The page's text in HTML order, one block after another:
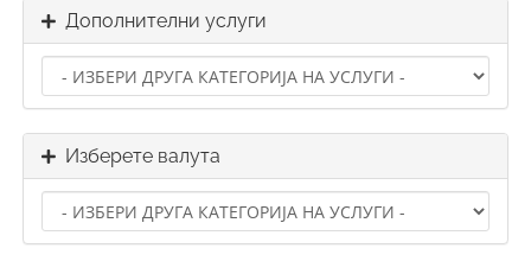
Дополнителни услуги
Изберете валута